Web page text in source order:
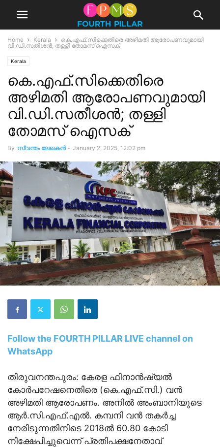
Home Kerala
കെ.എഫ്.സിക്കെതിരെ അഴിമതി ആരോപണവുമായി
വി.ഡി.സതീശന്‍; തള്ളി തോമസ് ഐസക്
Kerala
കെ.എഫ്.സിക്കെതിരെ
അഴിമതി ആരോപണവുമായി
വി.ഡി.സതീശന്‍; തള്ളി
തോമസ് ഐസക്
By സ്വന്തം ലേഖകന്‍ - January 2, 2025, 12:02 pm
Follow the FOURTH PILLAR LIVE channel on
WhatsApp
തിരുവനന്തപുരം: കേരള ഫിനാന്‍ഷ്യല്‍
കോര്‍പറേഷനെതിരെ (കെ.എഫ്.സി.) വന്‍
അഴിമതി ആരോപണം. അനില്‍ അംബാനിയുടെ
ആര്‍.സി.എഫ്.എല്‍. കമ്പനി വന്‍ തകര്‍ച്ച
നേരിടുന്നതിനിടെ 2018ല്‍ 60.80 കോടി
നിക്ഷേപിച്ചുവെന്ന് പ്രതിപക്ഷനേതാവ്